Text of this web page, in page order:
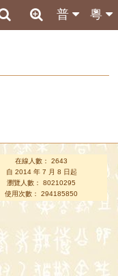
粵
普
在線人數： 2643
自 2014 年 7 月 8 日起
瀏覽人數： 80210295
使用次數： 294185850